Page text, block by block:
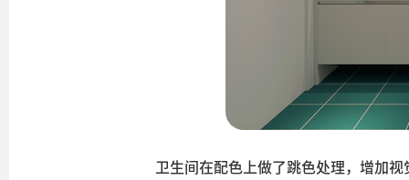
卫生间在配色上做了跳色处理，增加